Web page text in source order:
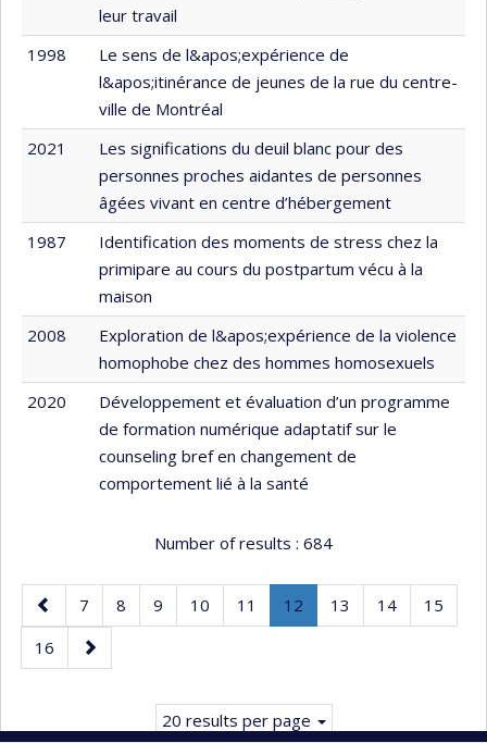
leur travail
1998
Le sens de l&apos;expérience de
l&apos;itinérance de jeunes de la rue du centre-
ville de Montréal
2021
Les significations du deuil blanc pour des
personnes proches aidantes de personnes
âgées vivant en centre d’hébergement
1987
Identification des moments de stress chez la
primipare au cours du postpartum vécu à la
maison
2008
Exploration de l&apos;expérience de la violence
homophobe chez des hommes homosexuels
2020
Développement et évaluation d’un programme
de formation numérique adaptatif sur le
counseling bref en changement de
comportement lié à la santé
Number of results : 684
Previous
page
Page
7 Page
8 Page
9 Page
10 Page
11 Page
12
Current
Page
13 Page
14 Page
15
Page
16
Next
page
20 results per page